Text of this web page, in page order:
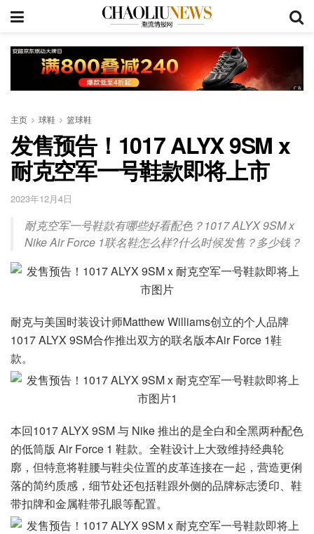
主页 球鞋 篮球鞋
发售预告！1017 ALYX 9SM x
耐克空军一号鞋款即将上市
2023年12月4日
耐克空军一号鞋款有哪些好看配色？1017 ALYX 9SM x
Nike Air Force 1联名鞋怎么样?什么时候发售？多少钱？
耐克与美国时装设计师Matthew Williams创立的个人品牌
1017 ALYX 9SM合作推出双方的联名版本Air Force 1鞋
款。
本回1017 ALYX 9SM 与 Nike 推出的是全白和全黑两种配色
的低筒版 Air Force 1 鞋款。全鞋设计上大致维持经典轮
廓，但特意将鞋腰与鞋尖位置的皮革连接在一起，营造更俐
落的简约质感，细节处还包括鞋跟外侧的品牌标志烫印、鞋
带扣牌和金属鞋带孔眼等配置。